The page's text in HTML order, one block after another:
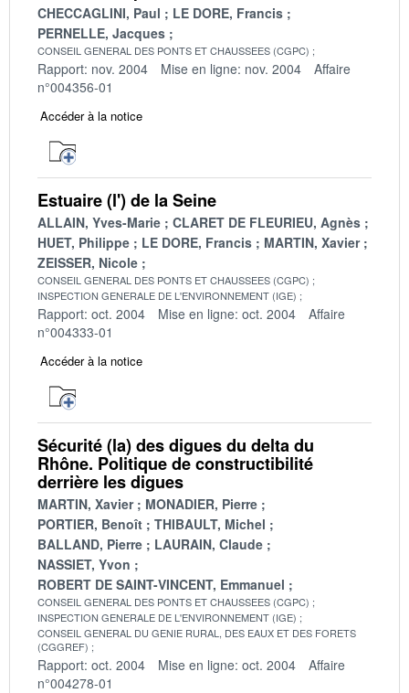
CHECCAGLINI, Paul
LE DORE, Francis
PERNELLE, Jacques
CONSEIL GENERAL DES PONTS ET CHAUSSEES (CGPC)
Rapport: nov. 2004 Mise en ligne: nov. 2004
Affaire
n°004356-01
Accéder à la notice
Estuaire (l') de la Seine
ALLAIN, Yves-Marie
CLARET DE FLEURIEU, Agnès
HUET, Philippe
LE DORE, Francis
MARTIN, Xavier
ZEISSER, Nicole
CONSEIL GENERAL DES PONTS ET CHAUSSEES (CGPC)
INSPECTION GENERALE DE L'ENVIRONNEMENT (IGE)
Rapport: oct. 2004 Mise en ligne: oct. 2004
Affaire
n°004333-01
Accéder à la notice
Sécurité (la) des digues du delta du
Rhône. Politique de constructibilité
derrière les digues
MARTIN, Xavier
MONADIER, Pierre
PORTIER, Benoît
THIBAULT, Michel
BALLAND, Pierre
LAURAIN, Claude
NASSIET, Yvon
ROBERT DE SAINT-VINCENT, Emmanuel
CONSEIL GENERAL DES PONTS ET CHAUSSEES (CGPC)
INSPECTION GENERALE DE L'ENVIRONNEMENT (IGE)
CONSEIL GENERAL DU GENIE RURAL, DES EAUX ET DES FORETS
(CGGREF)
Rapport: oct. 2004 Mise en ligne: oct. 2004
Affaire
n°004278-01